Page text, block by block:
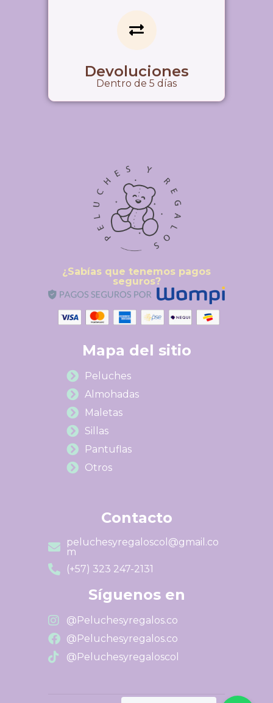
Devoluciones
Dentro de 5 días
¿Sabías que tenemos pagos
seguros?
Mapa del sitio
Peluches
Almohadas
Maletas
Sillas
Pantuflas
Otros
Contacto
peluchesyregaloscol@gmail.co
m
(+57) 323 247-2131
Síguenos en
@Peluchesyregalos.co
@Peluchesyregalos.co
@Peluchesyregaloscol